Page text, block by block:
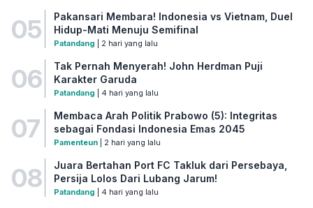
05
Pakansari Membara! Indonesia vs Vietnam, Duel
Hidup-Mati Menuju Semifinal
Patandang | 2 hari yang lalu
06
Tak Pernah Menyerah! John Herdman Puji
Karakter Garuda
Patandang | 4 hari yang lalu
07
Membaca Arah Politik Prabowo (5): Integritas
sebagai Fondasi Indonesia Emas 2045
Pamenteun| 2 hari yang lalu
08
Juara Bertahan Port FC Takluk dari Persebaya,
Persija Lolos Dari Lubang Jarum!
Patandang | 4 hari yang lalu